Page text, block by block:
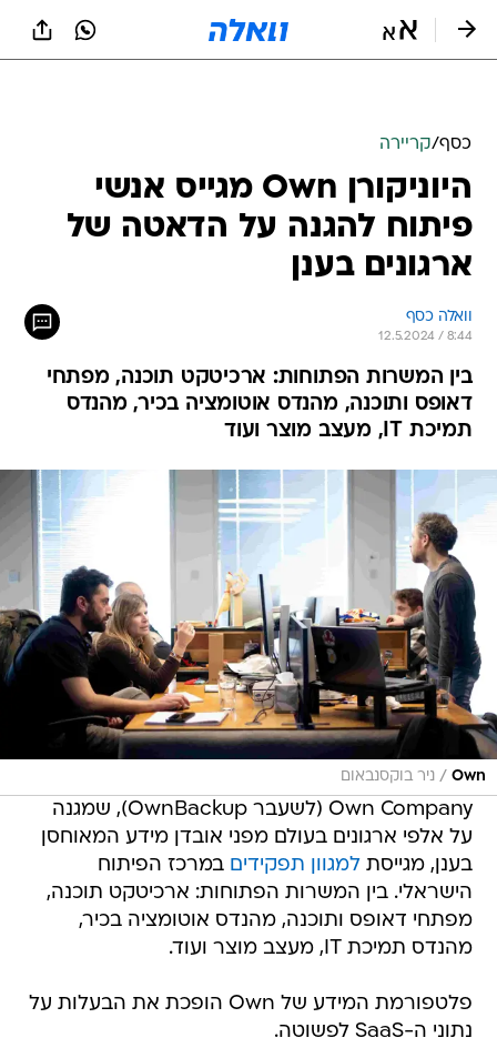
כסף/קריירה
היוניקורן Own מגייס אנשי
פיתוח להגנה על הדאטה של
ארגונים בענן
וואלה כסף
12.5.2024 / 8:44
בין המשרות הפתוחות: ארכיטקט תוכנה, מפתחי
דאופס ותוכנה, מהנדס אוטומציה בכיר, מהנדס
תמיכת IT, מעצב מוצר ועוד
Own
/ ניר בוקסנבאום
Own Company (לשעבר OwnBackup), שמגנה
על אלפי ארגונים בעולם מפני אובדן מידע המאוחסן
בענן, מגייסתלמגוון תפקידים במרכז הפיתוח
הישראלי. בין המשרות הפתוחות: ארכיטקט תוכנה,
מפתחי דאופס ותוכנה, מהנדס אוטומציה בכיר,
מהנדס תמיכת IT, מעצב מוצר ועוד.
פלטפורמת המידע של Own הופכת את הבעלות על
נתוני ה-SaaS לפשוטה.